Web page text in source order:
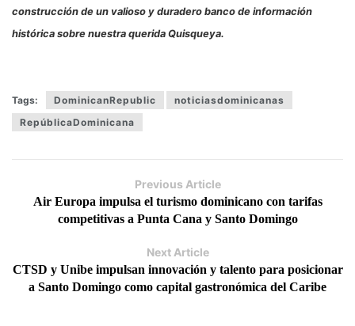
construcción de un valioso y duradero banco de información
histórica sobre nuestra querida Quisqueya.
Tags: DominicanRepublic
noticiasdominicanas
RepúblicaDominicana
Previous Article
Air Europa impulsa el turismo dominicano con tarifas
competitivas a Punta Cana y Santo Domingo
Next Article
CTSD y Unibe impulsan innovación y talento para posicionar
a Santo Domingo como capital gastronómica del Caribe